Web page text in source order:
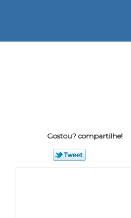
Gostou? compartilhe!